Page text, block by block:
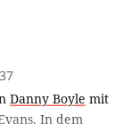
Danny Boyle mit
. In dem